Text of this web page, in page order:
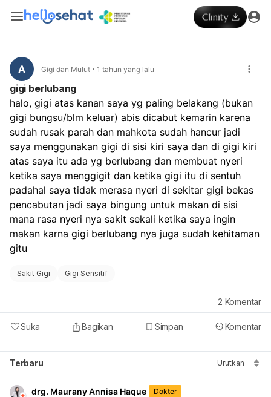
A Gigi dan Mulut 1 tahun yang lalu
gigi berlubang
halo, gigi atas kanan saya yg paling belakang (bukan
gigi bungsu/blm keluar) abis dicabut kemarin karena
sudah rusak parah dan mahkota sudah hancur jadi
saya menggunakan gigi di sisi kiri saya dan di gigi kiri
atas saya itu ada yg berlubang dan membuat nyeri
ketika saya menggigit dan ketika gigi itu di sentuh
padahal saya tidak merasa nyeri di sekitar gigi bekas
pencabutan jadi saya bingung untuk makan di sisi
mana rasa nyeri nya sakit sekali ketika saya ingin
makan karna gigi berlubang nya juga sudah kehitaman
gitu
Sakit Gigi Gigi Sensitif
Suka Bagikan Simpan Komentar
2 Komentar
Terbaru Urutkan
drg. Maurany Annisa Haque
Dokter